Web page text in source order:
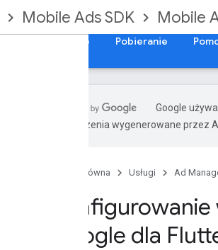
Mobile Ads SDK Mobile
Sample Pobieranie
Google
Tłumaczenia wygenerowane przez
Strona główna Usługi Ad
Google dla